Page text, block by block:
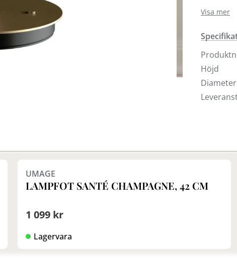
olika
Asteria
genom
35
den
Visa mer
Höjd
Diameter
Finns i fler val (3)
UMAGE
LAMPFOT SANTÉ CHAMPAGNE, 42 CM
1 099 kr
Lagervara